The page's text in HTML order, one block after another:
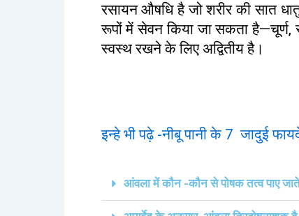
रसायन औषधि है जो शरीर की सात
रूपों में सेवन किया जा सकता
स्वस्थ रखने के लिए अद्वितीय है।
इन्हे भी पढ़े -नीबू पानी के 7 जादुई
आंवला में कौन -कौन से पोषक तत्व पाए